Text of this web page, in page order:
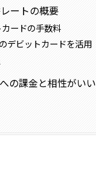
ートの概要
ードの手数料
デビットカードを活用
の課金と相性がいい